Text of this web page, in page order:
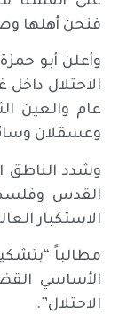
فنحن أهلها
وأعلن أبو
الاحتلال
عام والعين
وعسقلان
وشدد الناطق
القدس
الاستكبار
مطالباً
الأساسي
الاحتلال”.